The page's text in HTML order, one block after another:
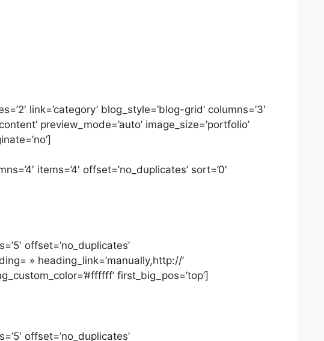
link=’category’ blog_style=’blog-grid’ columns=’3′
preview_mode=’auto’ image_size=’portfolio’
items=’4′ offset=’no_duplicates’ sort=’0′
offset=’no_duplicates’
» heading_link=’manually,http://’
first_big_pos=’top’]
offset=’no_duplicates’